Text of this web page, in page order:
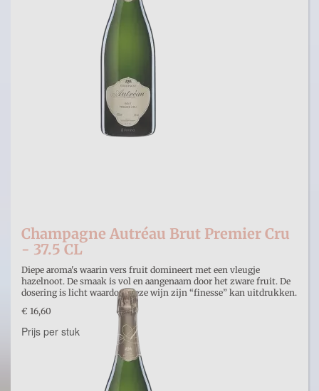
Champagne Autréau Brut Premier Cru
- 37.5 CL
Diepe aroma's waarin vers fruit domineert met een vleugje
hazelnoot. De smaak is vol en aangenaam door het zware fruit. De
dosering is licht waardoor deze wijn zijn “finesse” kan uitdrukken.
€ 16,60
Prijs per stuk